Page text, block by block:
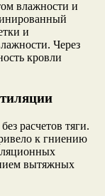
влажности и
и
Через
кровли
расчетов тяги.
к гниению
вытяжных